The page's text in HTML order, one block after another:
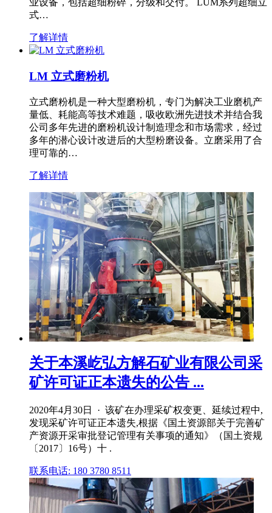
业设备，包括超细粉碎，分级和交付。 LUM系列超细立
式…
了解详情
LM 立式磨粉机
立式磨粉机是一种大型磨粉机，专门为解决工业磨机产
量低、耗能高等技术难题，吸收欧洲先进技术并结合我
公司多年先进的磨粉机设计制造理念和市场需求，经过
多年的潜心设计改进后的大型粉磨设备。立磨采用了合
理可靠的…
了解详情
关于本溪屹弘方解石矿业有限公司采
矿许可证正本遗失的公告 ...
2020年4月30日 · 该矿在办理采矿权变更、延续过程中,
发现采矿许可证正本遗失,根据《国土资源部关于完善矿
产资源开采审批登记管理有关事项的通知》（国土资规
〔2017〕16号）十 .
联系电话: 180 3780 8511